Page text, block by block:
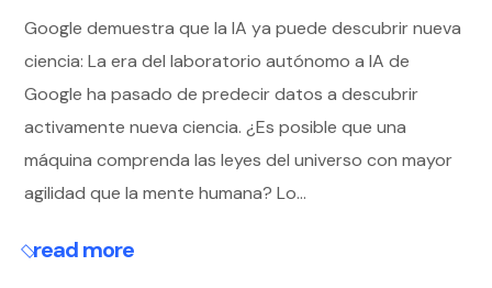
Google demuestra que la IA ya puede descubrir nueva
ciencia: La era del laboratorio autónomo a IA de
Google ha pasado de predecir datos a descubrir
activamente nueva ciencia. ¿Es posible que una
máquina comprenda las leyes del universo con mayor
agilidad que la mente humana? Lo...
read more